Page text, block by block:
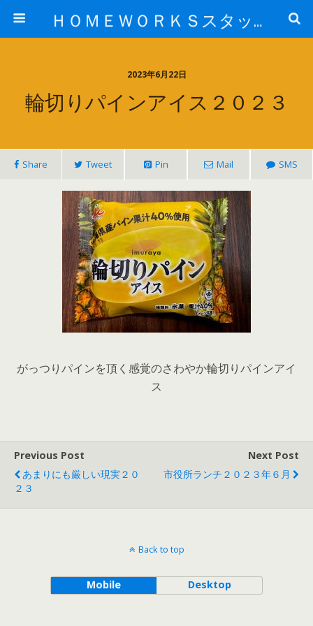
ＨＯＭＥＷＯＲＫＳスタッフ日記ブログ
2023年6月22日
輪切りパインアイス２０２３
Share Tweet Pin Mail SMS
がっつりパインを頂く感覚のさわやか輪切りパインアイ
ス
Previous Post
あまりにも厳しい現実２０
２３
Next Post
市役所ランチ２０２３年６月
Back to top
Mobile Desktop